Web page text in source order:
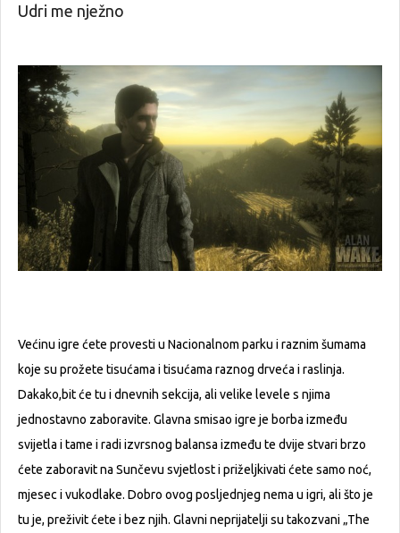
Udri me nježno
Većinu igre ćete provesti u Nacionalnom parku i raznim šumama
koje su prožete tisućama i tisućama raznog drveća i raslinja.
Dakako,bit će tu i dnevnih sekcija, ali velike levele s njima
jednostavno zaboravite. Glavna smisao igre je borba između
svijetla i tame i radi izvrsnog balansa između te dvije stvari brzo
ćete zaboravit na Sunčevu svjetlost i priželjkivati ćete samo noć,
mjesec i vukodlake. Dobro ovog posljednjeg nema u igri, ali što je
tu je, preživit ćete i bez njih. Glavni neprijatelji su takozvani „The